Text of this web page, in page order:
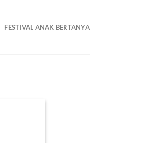
FESTIVAL ANAK BERTANYA